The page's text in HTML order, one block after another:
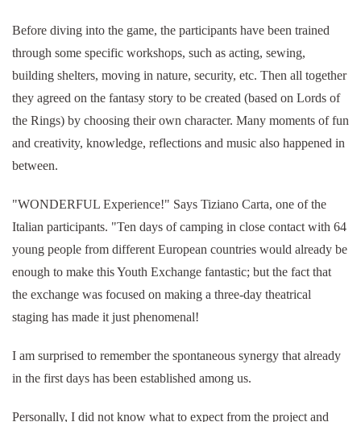
Before diving into the game, the participants have been trained
through some specific workshops, such as acting, sewing,
building shelters, moving in nature, security, etc. Then all together
they agreed on the fantasy story to be created (based on Lords of
the Rings) by choosing their own character. Many moments of fun
and creativity, knowledge, reflections and music also happened in
between.
"WONDERFUL Experience!" Says Tiziano Carta, one of the
Italian participants. "Ten days of camping in close contact with 64
young people from different European countries would already be
enough to make this Youth Exchange fantastic; but the fact that
the exchange was focused on making a three-day theatrical
staging has made it just phenomenal!
I am surprised to remember the spontaneous synergy that already
in the first days has been established among us.
Personally, I did not know what to expect from the project and